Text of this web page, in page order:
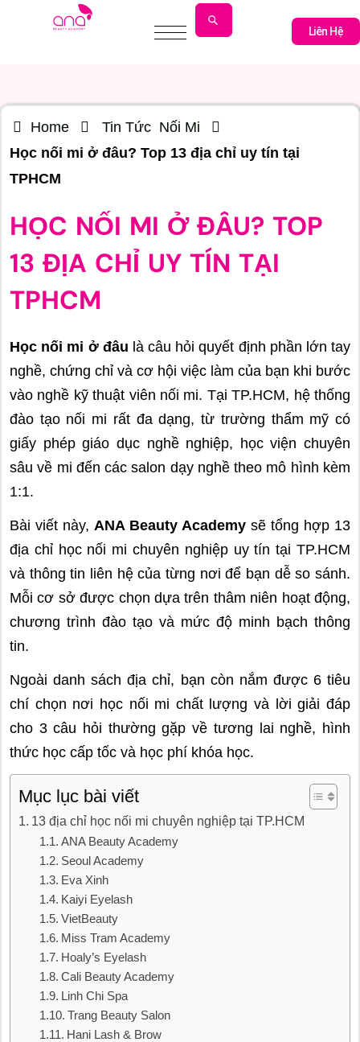
Liên Hệ
Home Tin Tức Nối Mi
Học nối mi ở đâu? Top 13 địa chỉ uy tín tại
TPHCM
HỌC NỐI MI Ở ĐÂU? TOP
13 ĐỊA CHỈ UY TÍN TẠI
TPHCM
Học nối mi ở đâu là câu hỏi quyết định phần lớn tay
nghề, chứng chỉ và cơ hội việc làm của bạn khi bước
vào nghề kỹ thuật viên nối mi. Tại TP.HCM, hệ thống
đào tạo nối mi rất đa dạng, từ trường thẩm mỹ có
giấy phép giáo dục nghề nghiệp, học viện chuyên
sâu về mi đến các salon dạy nghề theo mô hình kèm
1:1.
Bài viết này, ANA Beauty Academy sẽ tổng hợp 13
địa chỉ học nối mi chuyên nghiệp uy tín tại TP.HCM
và thông tin liên hệ của từng nơi để bạn dễ so sánh.
Mỗi cơ sở được chọn dựa trên thâm niên hoạt động,
chương trình đào tạo và mức độ minh bạch thông
tin.
Ngoài danh sách địa chỉ, bạn còn nắm được 6 tiêu
chí chọn nơi học nối mi chất lượng và lời giải đáp
cho 3 câu hỏi thường gặp về tương lai nghề, hình
thức học cấp tốc và học phí khóa học.
Mục lục bài viết
13 địa chỉ học nối mi chuyên nghiệp tại TP.HCM
ANA Beauty Academy
Seoul Academy
Eva Xinh
Kaiyi Eyelash
VietBeauty
Miss Tram Academy
Hoaly’s Eyelash
Cali Beauty Academy
Linh Chi Spa
Trang Beauty Salon
Hani Lash & Brow